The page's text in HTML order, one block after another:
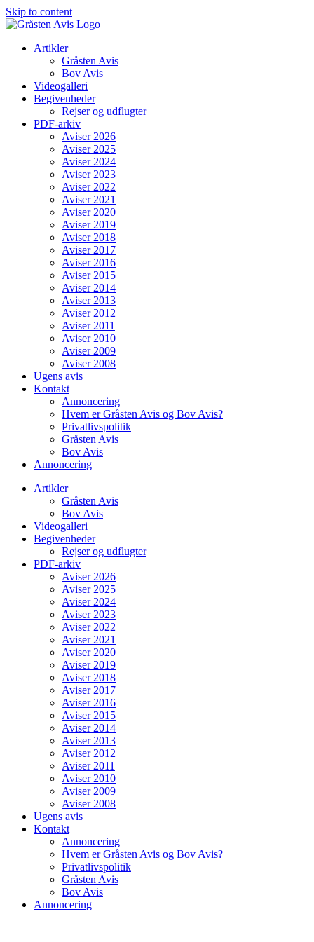
Skip to content
Artikler
Gråsten Avis
Bov Avis
Videogalleri
Begivenheder
Rejser og udflugter
PDF-arkiv
Aviser 2026
Aviser 2025
Aviser 2024
Aviser 2023
Aviser 2022
Aviser 2021
Aviser 2020
Aviser 2019
Aviser 2018
Aviser 2017
Aviser 2016
Aviser 2015
Aviser 2014
Aviser 2013
Aviser 2012
Aviser 2011
Aviser 2010
Aviser 2009
Aviser 2008
Ugens avis
Kontakt
Annoncering
Hvem er Gråsten Avis og Bov Avis?
Privatlivspolitik
Gråsten Avis
Bov Avis
Annoncering
Artikler
Gråsten Avis
Bov Avis
Videogalleri
Begivenheder
Rejser og udflugter
PDF-arkiv
Aviser 2026
Aviser 2025
Aviser 2024
Aviser 2023
Aviser 2022
Aviser 2021
Aviser 2020
Aviser 2019
Aviser 2018
Aviser 2017
Aviser 2016
Aviser 2015
Aviser 2014
Aviser 2013
Aviser 2012
Aviser 2011
Aviser 2010
Aviser 2009
Aviser 2008
Ugens avis
Kontakt
Annoncering
Hvem er Gråsten Avis og Bov Avis?
Privatlivspolitik
Gråsten Avis
Bov Avis
Annoncering